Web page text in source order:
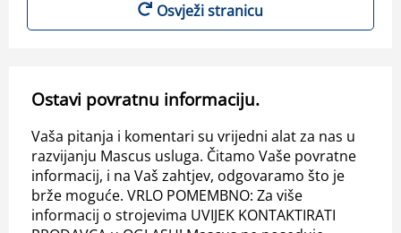
Osvježi stranicu
Ostavi povratnu informaciju.
Vaša pitanja i komentari su vrijedni alat za nas u
razvijanju Mascus usluga. Čitamo Vaše povratne
informacij, i na Vaš zahtjev, odgovaramo što je
brže moguće. VRLO POMEMBNO: Za više
informacij o strojevima UVIJEK KONTAKTIRATI